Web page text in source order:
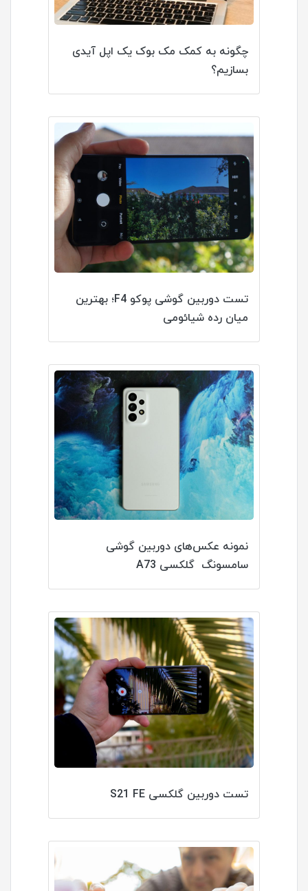
چگونه به کمک مک بوک یک اپل آیدی
بسازیم؟
تست دوربین گوشی پوکو F4؛ بهترین
میان رده شیائومی
نمونه عکس‌های دوربین گوشی
سامسونگ گلکسی A73
تست دوربین گلکسی S21 FE